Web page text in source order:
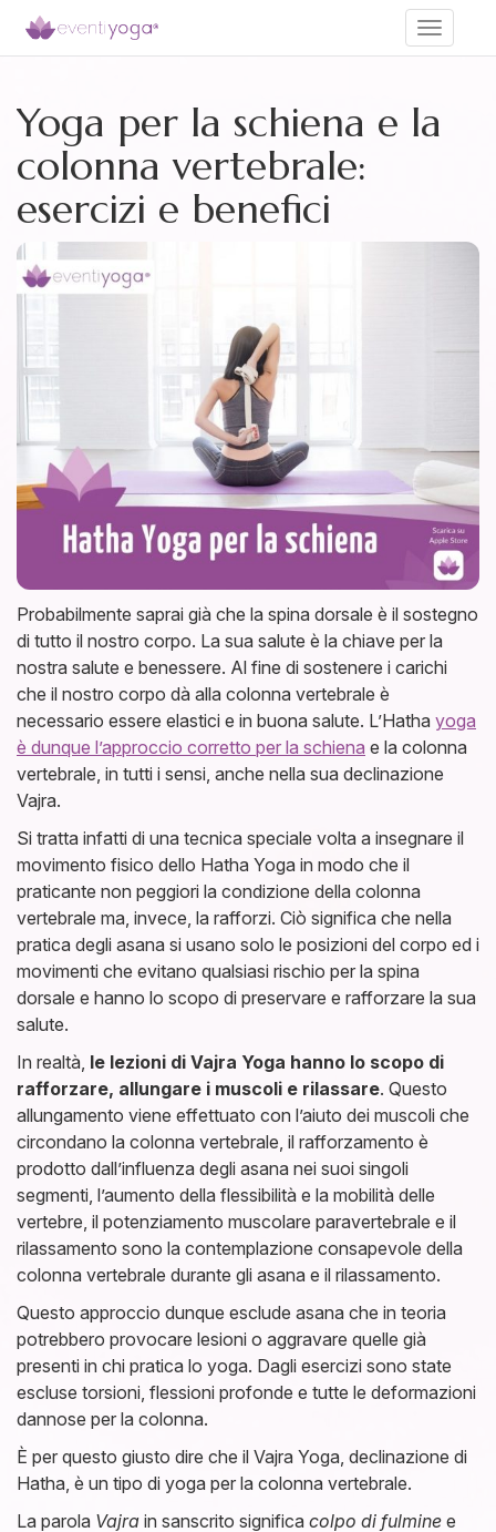
Toggle
Yoga per la schiena e la
colonna vertebrale:
esercizi e benefici
Probabilmente saprai già che la spina dorsale è il sostegno
di tutto il nostro corpo. La sua salute è la chiave per la
nostra salute e benessere. Al fine di sostenere i carichi
che il nostro corpo dà alla colonna vertebrale è
necessario essere elastici e in buona salute. L’Hatha yoga
è dunque l’approccio corretto per la schiena e la colonna
vertebrale, in tutti i sensi, anche nella sua declinazione
Vajra.
Si tratta infatti di una tecnica speciale volta a insegnare il
movimento fisico dello Hatha Yoga in modo che il
praticante non peggiori la condizione della colonna
vertebrale ma, invece, la rafforzi. Ciò significa che nella
pratica degli asana si usano solo le posizioni del corpo ed i
movimenti che evitano qualsiasi rischio per la spina
dorsale e hanno lo scopo di preservare e rafforzare la sua
salute.
In realtà, le lezioni di Vajra Yoga hanno lo scopo di
rafforzare, allungare i muscoli e rilassare. Questo
allungamento viene effettuato con l’aiuto dei muscoli che
circondano la colonna vertebrale, il rafforzamento è
prodotto dall’influenza degli asana nei suoi singoli
segmenti, l’aumento della flessibilità e la mobilità delle
vertebre, il potenziamento muscolare paravertebrale e il
rilassamento sono la contemplazione consapevole della
colonna vertebrale durante gli asana e il rilassamento.
Questo approccio dunque esclude asana che in teoria
potrebbero provocare lesioni o aggravare quelle già
presenti in chi pratica lo yoga. Dagli esercizi sono state
escluse torsioni, flessioni profonde e tutte le deformazioni
dannose per la colonna.
È per questo giusto dire che il Vajra Yoga, declinazione di
Hatha, è un tipo di yoga per la colonna vertebrale.
La parola Vajra in sanscrito significa colpo di fulmine e